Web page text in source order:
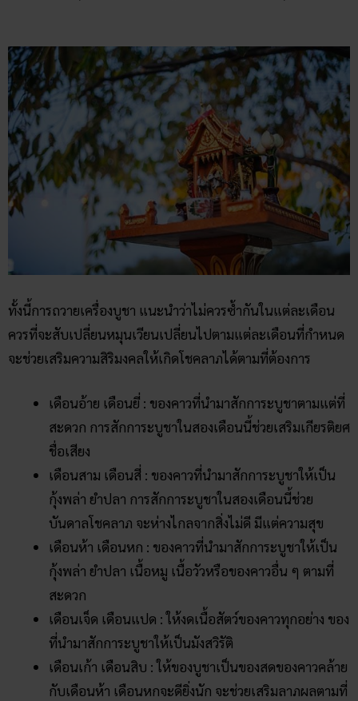
ทั้งนี้การถวายเครื่องบูชา แนะนำว่าไม่ควรซ้ำกันในแต่ละเดือน
ควรที่จะสับเปลี่ยนหมุนเวียนเปลี่ยนไปตามแต่ละเดือนที่กำหนด
จะช่วยเสริมความสิริมงคลให้เกิดโชคลาภได้ตามที่ต้องการ
เดือนอ้าย เดือนยี่ : ของคาวที่นำมาสักการะบูชาตามแต่ที่
สะดวก การสักการะบูชาในสองเดือนนี้ช่วยเสริมเกียรติยศ
ชื่อเสียง
เดือนสาม เดือนสี่ : ของคาวที่นำมาสักการะบูชาให้เป็น
กุ้งพล่า ยำปลา การสักการะบูชาในสองเดือนนี้ช่วย
บันดาลโชคลาภ จะห่างไกลจากสิ่งไม่ดี มีแต่ความสุข
เดือนห้า เดือนหก : ของคาวที่นำมาสักการะบูชาให้เป็น
กุ้งพล่า ยำปลา เนื้อหมู เนื้อวัวหรือของคาวอื่น ๆ ตามที่
สะดวก
เดือนเจ็ด เดือนแปด : ให้งดเนื้อสัตว์ของคาวทุกอย่าง ของ
ที่นำมาสักการะบูชาให้เป็นมังสวิรัติ
เดือนเก้า เดือนสิบ : ให้ของบูชาเป็นของสดของคาวคล้าย
กับเดือนห้า เดือนหกจะดียิ่งนัก จะช่วยเสริมลาภผลตามที่